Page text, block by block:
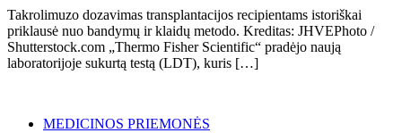
Takrolimuzo dozavimas transplantacijos recipientams istoriškai
priklausė nuo bandymų ir klaidų metodo. Kreditas: JHVEPhoto /
Shutterstock.com „Thermo Fisher Scientific“ pradėjo naują
laboratorijoje sukurtą testą (LDT), kuris […]
MEDICINOS PRIEMONĖS